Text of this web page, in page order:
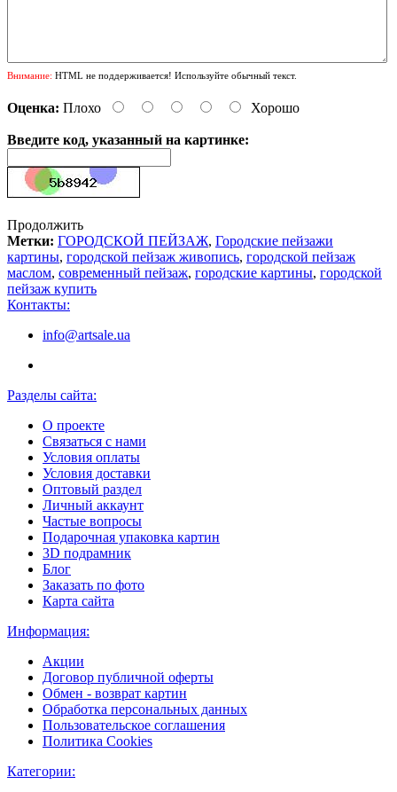
Внимание: HTML не поддерживается! Используйте обычный текст.
Оценка: Плохо Хорошо
Введите код, указанный на картинке:
Продолжить
Метки: ГОРОДСКОЙ ПЕЙЗАЖ, Городские пейзажи
картины, городской пейзаж живопись, городской пейзаж
маслом, современный пейзаж, городские картины, городской
пейзаж купить
Контакты:
info@artsale.ua
Разделы сайта:
О проекте
Связаться с нами
Условия оплаты
Условия доставки
Оптовый раздел
Личный аккаунт
Частые вопросы
Подарочная упаковка картин
3D подрамник
Блог
Заказать по фото
Карта сайта
Информация:
Акции
Договор публичной оферты
Обмен - возврат картин
Обработка персональных данных
Пользовательское соглашения
Политика Cookies
Категории: